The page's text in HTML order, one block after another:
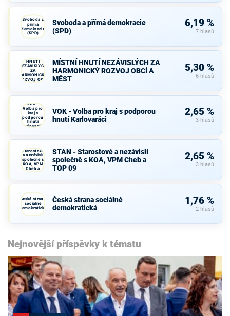
Svoboda a
přímá
demokracie
(SPD)
Svoboda a přímá demokracie
(SPD)
6,19 %
7 hlasů
HNUTÍ
NEZÁVISLÝCH
ZA
HARMONICKÝ
ROZVOJ OBCÍ
A MĚST
MÍSTNÍ HNUTÍ NEZÁVISLÝCH ZA
HARMONICKÝ ROZVOJ OBCÍ A
MĚST
5,30 %
6 hlasů
VOK -
Volba pro
kraj s
podporou
hnutí
Karlovaráci
VOK - Volba pro kraj s podporou
hnutí Karlovaráci
2,65 %
3 hlasů
Starostové
a nezávislí
společně s
KOA, VPM
Cheb a
TOP 09
STAN - Starostové a nezávislí
společně s KOA, VPM Cheb a
TOP 09
2,65 %
3 hlasů
Česká strana
sociálně
demokratická
Česká strana sociálně
demokratická
1,76 %
2 hlasů
Nejnovější příspěvky k tématu